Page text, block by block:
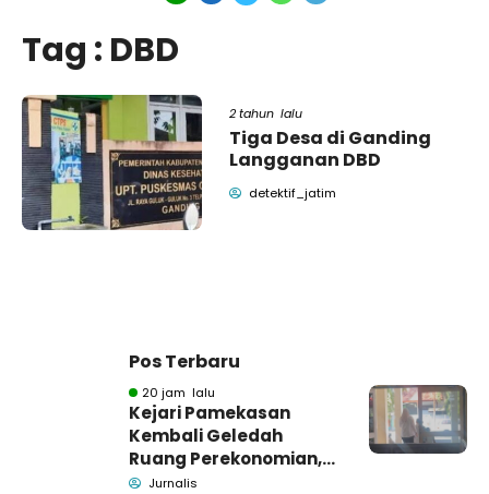
Tag : DBD
2 tahun lalu
Tiga Desa di Ganding
Langganan DBD
detektif_jatim
Pos Terbaru
20 jam lalu
Kejari Pamekasan
Kembali Geledah
Ruang Perekonomian,
Pidsus: Tunggu Saja!
Jurnalis